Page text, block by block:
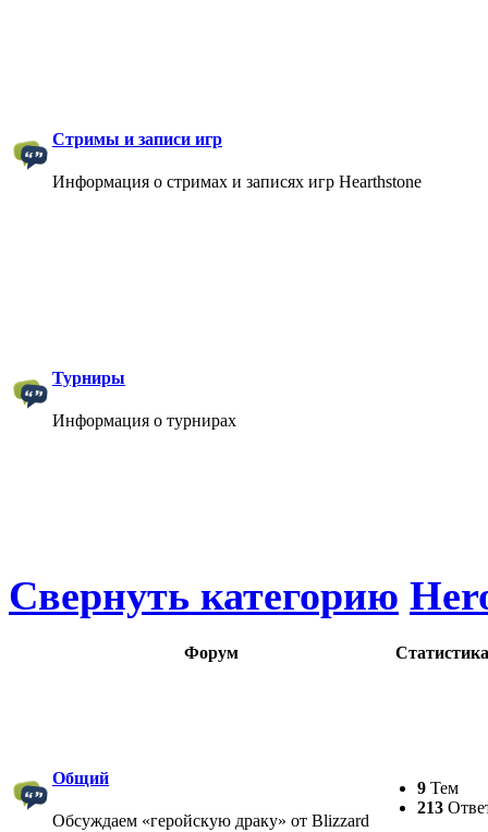
Стримы и записи игр
Информация о стримах и записях игр Hearthstone
Турниры
Информация о турнирах
Свернуть категорию
Форум Статистика
Общий
Обсуждаем «геройскую драку» от Blizzard
9 Тем
213